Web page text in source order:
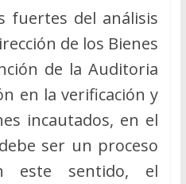
fuertes del análisis
de los Bienes
de la Auditoria
en la verificación y
incautados, en el
ser un proceso
este sentido, el